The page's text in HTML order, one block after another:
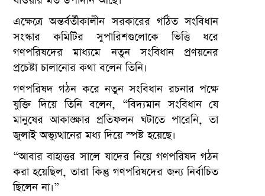
এক্ষেত্রে অন্তর্বর্তীকালীন সরকারের গঠিত সংবিধান
সংস্কার কমিটির সুপারিশগুলোকে ভিত্তি ধরে
গণপরিষদের মাধ্যমে নতুন সংবিধান প্রণয়নের
প্রচেষ্টা চালানোর কথা বলেন তিনি।
গণপরিষদ গঠন করে নতুন সংবিধান রচনার পক্ষে
যুক্তি দিয়ে তিনি বলেন, “বিদ্যমান সংবিধান যে
মানুষের আকাঙ্ক্ষার প্রতিফলন ঘটাতে পারেনি, তা
জুলাই অভ্যুত্থানের মধ্য দিয়ে স্পষ্ট হয়েছে।
“আবার বাহাত্তর সালে যাদের নিয়ে গণপরিষদ গঠন
করা হয়েছিল, তারা কিন্তু গণপরিষদের জন্য নির্বাচিত
ছিলেন না।”